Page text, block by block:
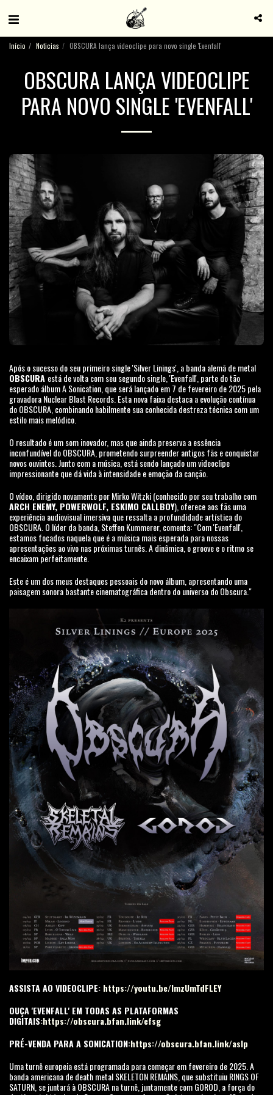
Início Noticias OBSCURA lança videoclipe para novo single 'Evenfall'
OBSCURA LANÇA VIDEOCLIPE
PARA NOVO SINGLE 'EVENFALL'
Após o sucesso do seu primeiro single 'Silver Linings', a banda alemã de metal
OBSCURA está de volta com seu segundo single, 'Evenfall', parte do tão
esperado álbum A Sonication, que será lançado em 7 de fevereiro de 2025 pela
gravadora Nuclear Blast Records. Esta nova faixa destaca a evolução contínua
do OBSCURA, combinando habilmente sua conhecida destreza técnica com um
estilo mais melódico.
O resultado é um som inovador, mas que ainda preserva a essência
inconfundível do OBSCURA, prometendo surpreender antigos fãs e conquistar
novos ouvintes. Junto com a música, está sendo lançado um videoclipe
impressionante que dá vida à intensidade e emoção da canção.
O vídeo, dirigido novamente por Mirko Witzki (conhecido por seu trabalho com
ARCH ENEMY, POWERWOLF, ESKIMO CALLBOY), oferece aos fãs uma
experiência audiovisual imersiva que ressalta a profundidade artística do
OBSCURA. O líder da banda, Steffen Kummerer, comenta: "Com 'Evenfall',
estamos focados naquela que é a música mais esperada para nossas
apresentações ao vivo nas próximas turnês. A dinâmica, o groove e o ritmo se
encaixam perfeitamente.
Este é um dos meus destaques pessoais do novo álbum, apresentando uma
paisagem sonora bastante cinematográfica dentro do universo do Obscura."
ASSISTA AO VIDEOCLIPE: https://youtu.be/lmzUmTdFLEY
OUÇA 'EVENFALL' EM TODAS AS PLATAFORMAS
DIGITAIS:https://obscura.bfan.link/efsg
PRÉ-VENDA PARA A SONICATION:https://obscura.bfan.link/aslp
Uma turnê europeia está programada para começar em fevereiro de 2025. A
banda americana de death metal SKELETON REMAINS, que substituiu RINGS OF
SATURN, se juntará à OBSCURA na turnê, juntamente com GOROD, a força do